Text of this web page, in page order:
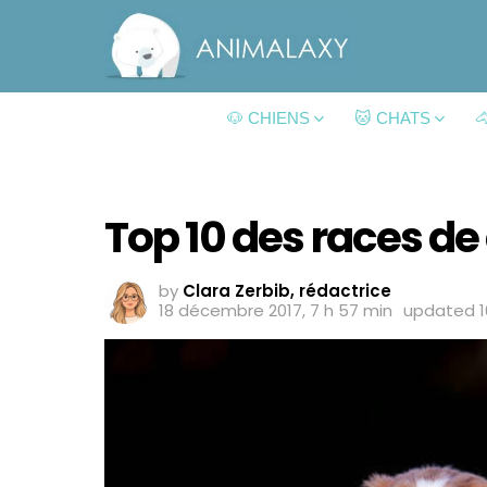
🐶 CHIENS 🐱 CHATS
Top 10 des races
by Clara Zerbib, rédactrice
18 décembre 2017, 7 h 57 min updated